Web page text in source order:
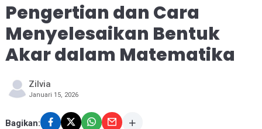
Pengertian dan Cara
Menyelesaikan Bentuk
Akar dalam Matematika
Zilvia
Januari 15, 2026
Bagikan: